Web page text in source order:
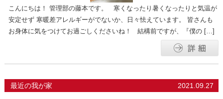
こんにちは！ 管理部の藤本です。 寒くなったり暑くなったりと気温が
安定せず 寒暖差アレルギーがでないか、日々怯えています。 皆さんも
お身体に気をつけてお過ごしくださいね！ 結構前ですが、『僕の […]
最近の我が家 2021.09.27